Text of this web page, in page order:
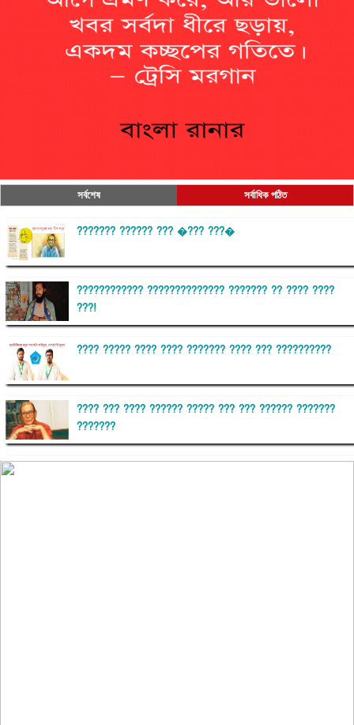
সর্বশেষ সর্বাধিক পঠিত
??????? ?????? ??? �??? ???�
???????????? ?????????????? ??????? ?? ???? ????
???!
???? ????? ???? ???? ??????? ???? ??? ??????????
???? ??? ???? ?????? ????? ??? ??? ?????? ???????
???????